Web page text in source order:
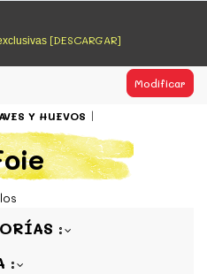
y de productores
los mejores productos de
y de productores
[DESCARGAR]
Modificar
AVES Y HUEVOS